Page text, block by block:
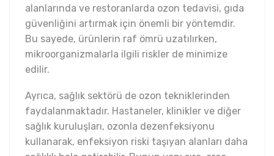
alanlarında ve restoranlarda ozon tedavisi, gıda
güvenliğini artırmak için önemli bir yöntemdir.
Bu sayede, ürünlerin raf ömrü uzatılırken,
mikroorganizmalarla ilgili riskler de minimize
edilir.
Ayrıca, sağlık sektörü de ozon tekniklerinden
faydalanmaktadır. Hastaneler, klinikler ve diğer
sağlık kuruluşları, ozonla dezenfeksiyonu
kullanarak, enfeksiyon riski taşıyan alanları daha